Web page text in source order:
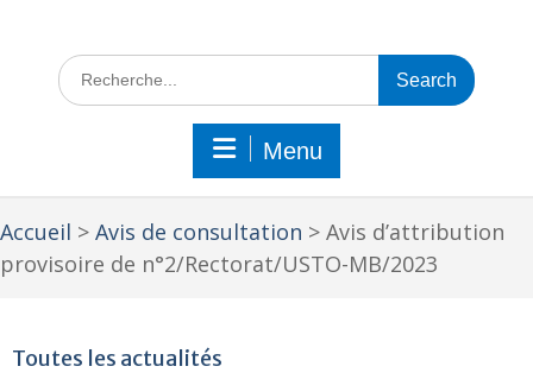
Menu
Accueil > Avis de consultation > Avis d’attribution
provisoire de n°2/Rectorat/USTO-MB/2023
Toutes les actualités